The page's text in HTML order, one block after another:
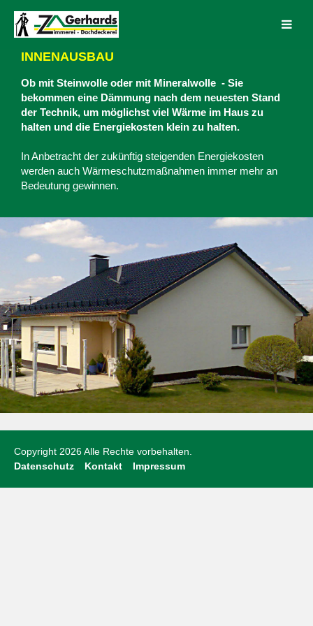
INNENAUSBAU
Ob mit Steinwolle oder mit Mineralwolle - Sie
bekommen eine Dämmung nach dem neuesten Stand
der Technik, um möglichst viel Wärme im Haus zu
halten und die Energiekosten klein zu halten.
In Anbetracht der zukünftig steigenden Energiekosten
werden auch Wärmeschutzmaßnahmen immer mehr an
Bedeutung gewinnen.
Copyright 2026 Alle Rechte vorbehalten.
Datenschutz
Kontakt Impressum